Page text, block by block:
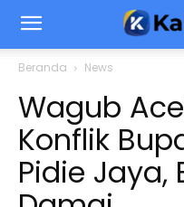
Beranda News
Wagub
Konflik
Pidie Jaya,